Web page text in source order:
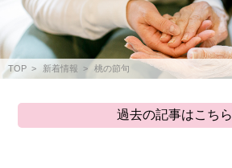
TOP 新着情報 桃の節句
過去の記事はこちら